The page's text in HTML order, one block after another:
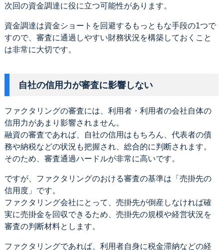
次回の資金調達に役に立つ可能性があります。
資金調達は資金ショートを回避するもっともな手段の1つで
すので、審査に通過しやすい財務状況を構築しておくこと
は非常に大切です。
自社の信用力が審査に影響しない
ファクタリングの審査には、利用者・利用者の会社自体の
信用力があまり影響されません。
融資の審査であれば、自社の信用はもちろん、代表者の債
務や納税などの状況も把握され、総合的に判断されます。
そのため、審査通過ハードルが非常に高いです。
ですが、ファクタリングのおける審査の基準は「売掛先の
信用度」です。
ファクタリング会社にとって、売掛先が倒産しなければ確
実に売掛金を回収できるため、売掛先の規模や経営状況を
審査の判断材料とします。
ファクタリングであれば、利用者自身に税金滞納などの経